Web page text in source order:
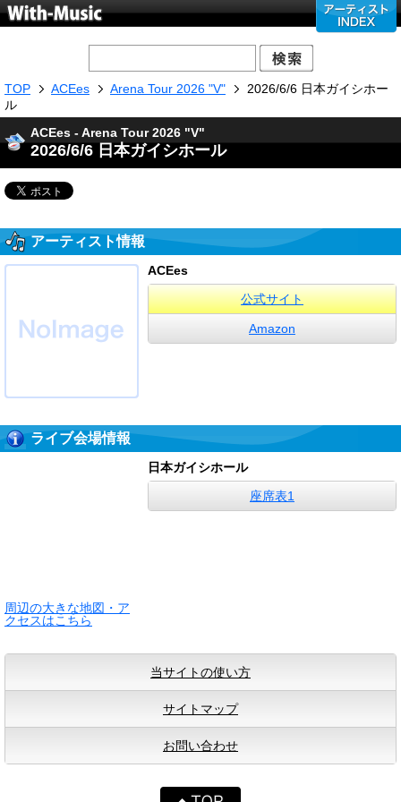
TOP ACEes Arena Tour 2026 "V"
2026/6/6 日本ガイシホー
ル
ACEes - Arena Tour 2026 "V"
2026/6/6 日本ガイシホール
アーティスト情報
ACEes
公式サイト
Amazon
ライブ会場情報
周辺の大きな地図・ア
クセスはこちら
日本ガイシホール
座席表1
当サイトの使い方
サイトマップ
お問い合わせ